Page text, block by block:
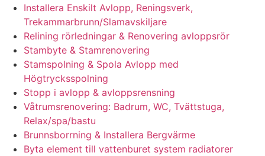
Installera Enskilt Avlopp, Reningsverk,
Trekammarbrunn/Slamavskiljare
Relining rörledningar & Renovering avloppsrör
Stambyte & Stamrenovering
Stamspolning & Spola Avlopp med
Högtrycksspolning
Stopp i avlopp & avloppsrensning
Våtrumsrenovering: Badrum, WC, Tvättstuga,
Relax/spa/bastu
Brunnsborrning & Installera Bergvärme
Byta element till vattenburet system radiatorer